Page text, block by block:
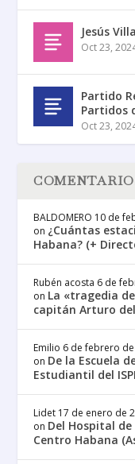
Jesús
Oct 23,
Partido
Partidos
Oct 23,
BALDOMERO 10 de
on ¿Cuántas
Habana? (+
Rubén acosta 6 de
on La «tragedia
capitán Arturo
Emilio 6 de febrero
on De la Escuela
Estudiantil del
Lidet 17 de enero de
on Del Hospital
Centro Habana